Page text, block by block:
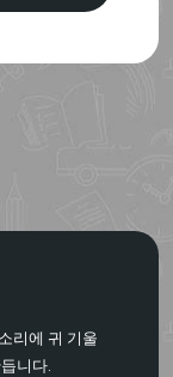
리에 귀 기울
니다.